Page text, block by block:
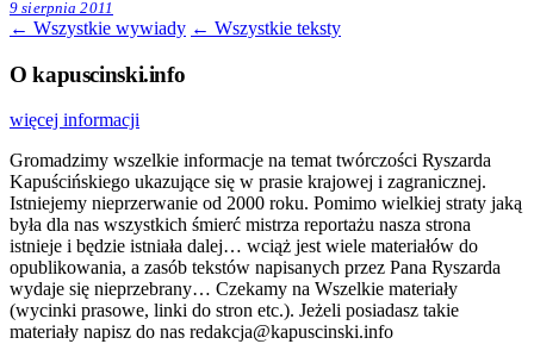
9 sierpnia 2011
← Wszystkie wywiady ← Wszystkie teksty
O kapuscinski.info
więcej informacji
Gromadzimy wszelkie informacje na temat twórczości Ryszarda
Kapuścińskiego ukazujące się w prasie krajowej i zagranicznej.
Istniejemy nieprzerwanie od 2000 roku. Pomimo wielkiej straty jaką
była dla nas wszystkich śmierć mistrza reportażu nasza strona
istnieje i będzie istniała dalej… wciąż jest wiele materiałów do
opublikowania, a zasób tekstów napisanych przez Pana Ryszarda
wydaje się nieprzebrany… Czekamy na Wszelkie materiały
(wycinki prasowe, linki do stron etc.). Jeżeli posiadasz takie
materiały napisz do nas redakcja@kapuscinski.info